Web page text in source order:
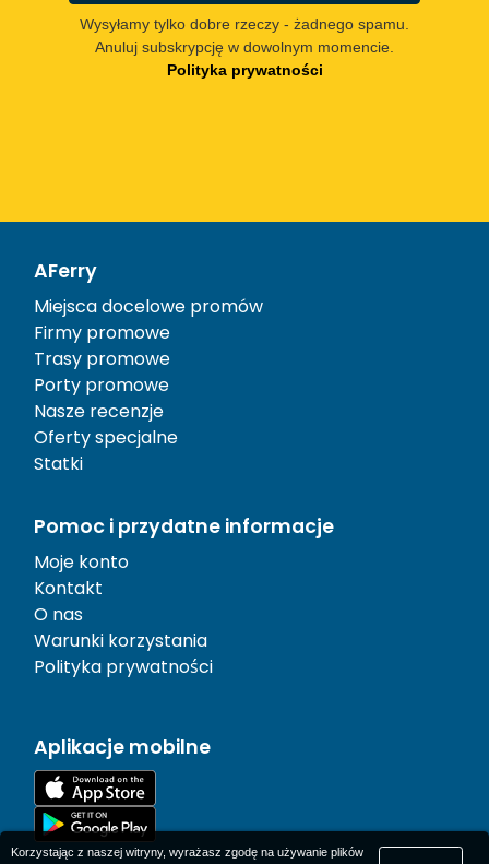
Wysyłamy tylko dobre rzeczy - żadnego spamu.
Anuluj subskrypcję w dowolnym momencie.
Polityka prywatności
AFerry
Miejsca docelowe promów
Firmy promowe
Trasy promowe
Porty promowe
Nasze recenzje
Oferty specjalne
Statki
Pomoc i przydatne informacje
Moje konto
Kontakt
O nas
Warunki korzystania
Polityka prywatności
Aplikacje mobilne
Korzystając z naszej witryny, wyrażasz zgodę na używanie plików